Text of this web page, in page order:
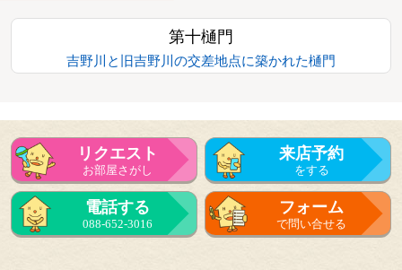
第十樋門
吉野川と旧吉野川の交差地点に築かれた樋門
リクエスト
お部屋さがし
来店予約
をする
電話する
088-652-3016
フォーム
で問い合せる